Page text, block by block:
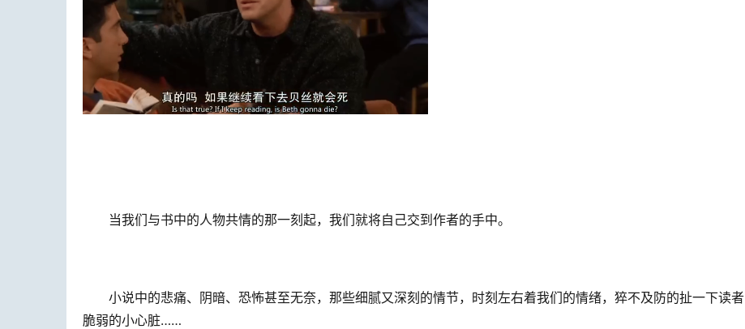
当我们与书中的人物共情的那一刻起，我们就将自己交到作者的手中。
小说中的悲痛、阴暗、恐怖甚至无奈，那些细腻又深刻的情节，时刻左右着我们的情绪，猝不及防的扯一下读者
脆弱的小心脏……